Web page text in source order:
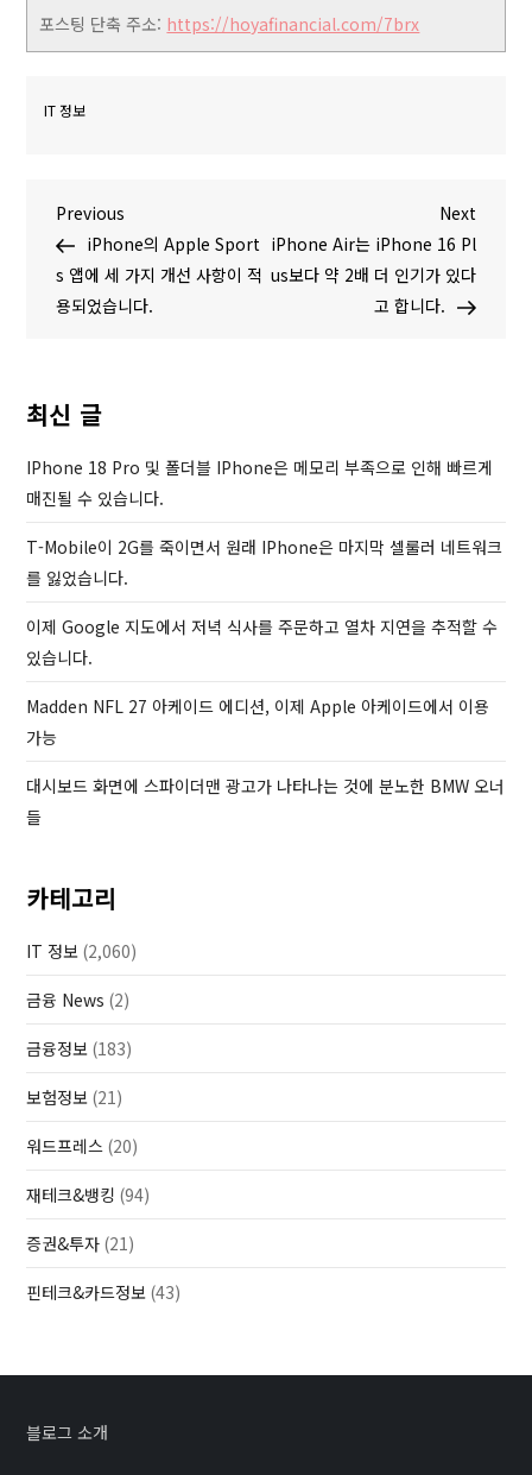
포스팅 단축 주소: https://hoyafinancial.com/7brx
IT 정보
글
탐
P
r
e
v
s
P
o
s
t
Previous
iPhone의 Apple Sport
s 앱에 세 가지 개선 사항이 적
용되었습니다.
N
e
x
t
Next
iPhone Air는 iPhone 16 Pl
us보다 약 2배 더 인기가 있다
고 합니다.
최신 글
IPhone 18 Pro 및 폴더블 IPhone은 메모리 부족으로 인해 빠르게
매진될 수 있습니다.
T-Mobile이 2G를 죽이면서 원래 IPhone은 마지막 셀룰러 네트워크
를 잃었습니다.
이제 Google 지도에서 저녁 식사를 주문하고 열차 지연을 추적할 수
있습니다.
Madden NFL 27 아케이드 에디션, 이제 Apple 아케이드에서 이용
가능
대시보드 화면에 스파이더맨 광고가 나타나는 것에 분노한 BMW 오너
들
카테고리
IT 정보 (2,060)
금융 News (2)
금융정보 (183)
보험정보 (21)
워드프레스 (20)
재테크&뱅킹 (94)
증권&투자 (21)
핀테크&카드정보 (43)
블로그 소개